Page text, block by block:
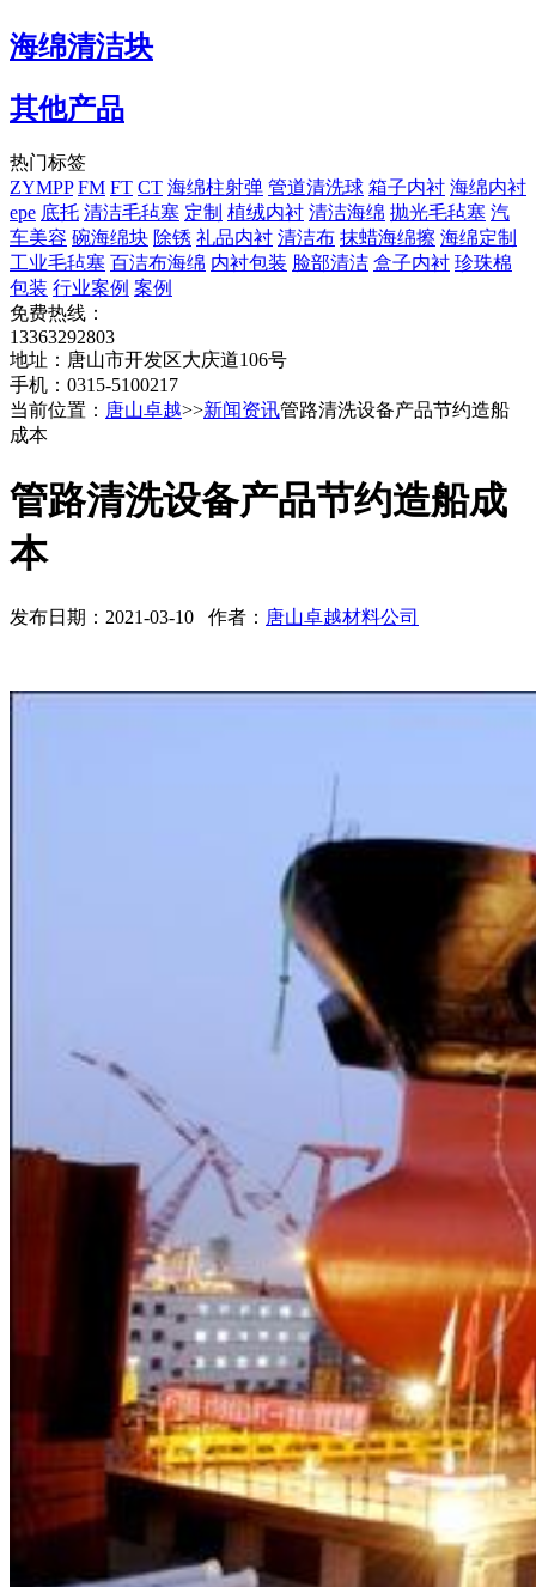
海绵清洁块
其他产品
热门标签
ZYMPP FM FT CT 海绵柱射弹 管道清洗球 箱子内衬 海绵内衬
epe 底托 清洁毛毡塞 定制 植绒内衬 清洁海绵 抛光毛毡塞 汽
车美容 碗海绵块 除锈 礼品内衬 清洁布 抹蜡海绵擦 海绵定制
工业毛毡塞 百洁布海绵 内衬包装 脸部清洁 盒子内衬 珍珠棉
包装 行业案例 案例
免费热线：
13363292803
地址：唐山市开发区大庆道106号
手机：0315-5100217
当前位置： 唐山卓越>>新闻资讯管路清洗设备产品节约造船
成本
管路清洗设备产品节约造船成
本
发布日期：2021-03-10 作者： 唐山卓越材料公司